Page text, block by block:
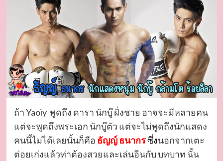
ถ้า Yaoiy พูดถึง ดารา นักบู๊ ฝั่งชาย อาจจะมีหลายคน
แต่จะพูดถึงพระเอก นักบู๊ตัว แต่จะไม่พูดถึงนักแสดง
คนนี้ไม่ได้เลยนั้นก็คือ ธัญญ์ ธนากรซึ่งนอกจากเตะ
ต่อยเก่งแล้วท่าต้องสวยและเล่นอินกับ บทบาท นั้น